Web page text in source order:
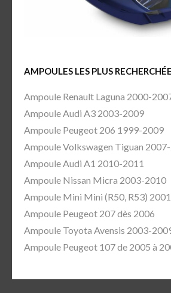
AMPOULES LES PLUS
Ampoule Renault Laguna 2000-
Ampoule Audi A3 2003-2009
Ampoule Peugeot 206 1999-2009
Ampoule Volkswagen Tiguan
Ampoule Audi A1 2010-2011
Ampoule Nissan Micra 2003-2010
Ampoule Mini Mini (R50, R53)
Ampoule Peugeot 207 dès 2006
Ampoule Toyota Avensis 2003-
Ampoule Peugeot 107 de 2005 à